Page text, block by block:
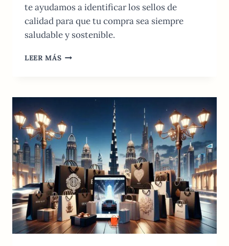
te ayudamos a identificar los sellos de
calidad para que tu compra sea siempre
saludable y sostenible.
LEER MÁS TIENDAS
GUÍA
Y
BUSCADOR
2026